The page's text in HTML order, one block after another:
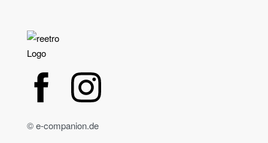
© e-companion.de